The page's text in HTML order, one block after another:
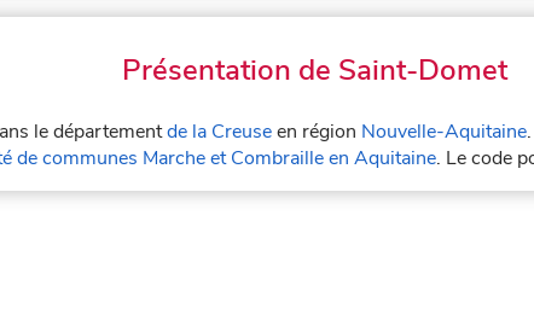
Présentation de Saint-Domet
le départementde la Creuseen région Nouvelle-Aquitaine
de communes Marche et Combraille en Aquitaine. Le code